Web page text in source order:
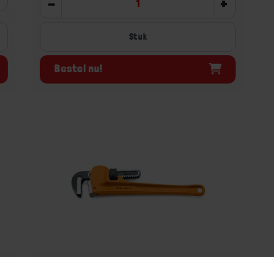
Stuk
Bestel nu!